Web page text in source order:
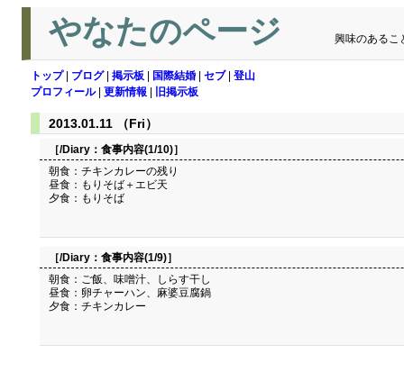
やなたのページ 興味のあるこ
トップ| ブログ| 掲示板 国際結婚 セブ| 登山
プロフィール| 更新情報 旧掲示板
2013.01.11 （Fri）
［/Diary： 食事内容(1/10)］
朝食：チキンカレーの残り
昼食：もりそば＋エビ天
夕食：もりそば
［/Diary： 食事内容(1/9)］
朝食：ご飯、味噌汁、しらす干し
昼食：卵チャーハン、麻婆豆腐鍋
夕食：チキンカレー